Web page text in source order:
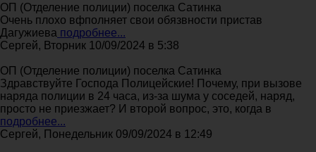
ОП (Отделение полиции) поселка Сатинка
Очень плохо вфполняет свои обязвности пристав
Дагужиева подробнее...
Сергей, Вторник 10/09/2024 в 5:38
ОП (Отделение полиции) поселка Сатинка
Здравствуйте Господа Полицейские! Почему, при вызове
наряда полиции в 24 часа, из-за шума у соседей, наряд,
просто не приезжает? И второй вопрос, это, когда в
подробнее...
Сергей, Понедельник 09/09/2024 в 12:49